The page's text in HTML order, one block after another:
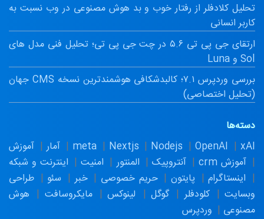
تحلیل کلادفلر از رفتار خوب و بد هوش مصنوعی در وب نسبت به
کاربر انسانی
ارتقای جی پی تی ۵.۶ در چت جی پی تی؛ تحلیل فنی مدل های
Sol و Luna
بررسی وردپرس ۷.۱؛ کالبدشکافی هوشمندترین نسخه CMS جهان
(تحلیل اختصاصی)
دسته‌ها
meta
Nextjs Nodejs OpenAI xAI آمار
آموزش
آموزش crm
آنتروپیک المنتور امنیت
اینترنت و شبکه
اینستاگرام
پایتون حریم خصوصی خبر سئو
طراحی
وبسایت
کلودفلر گوگل لینوکس مایکروسافت
هوش
مصنوعی
وردپرس